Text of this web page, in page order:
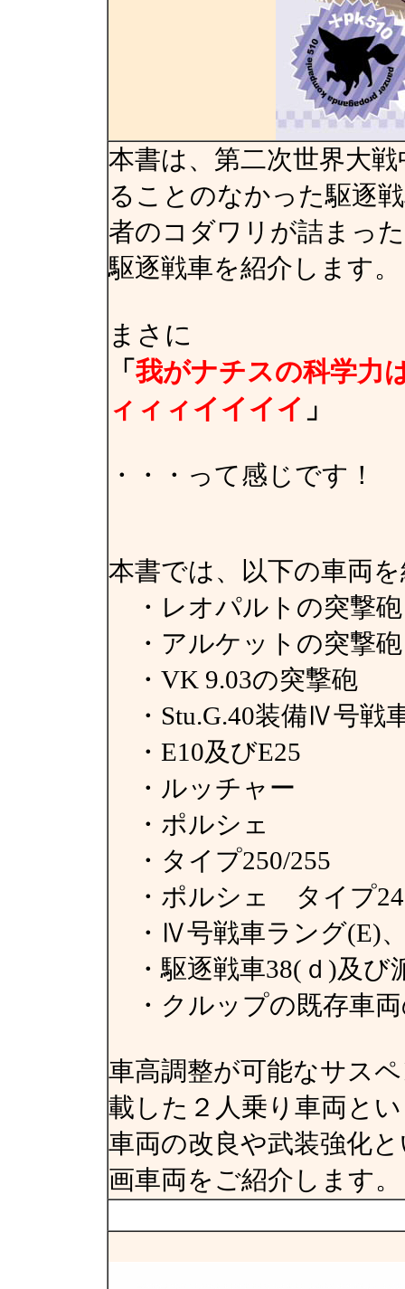
本書は、第二次世界大
ることのなかった駆逐
者のコダワリが詰まっ
駆逐戦車を紹介します。
まさに
「 我がナチスの科学力
ィィィイイイイ 」
・・・って感じです！
本書では、以下の車両
・レオパルトの突撃砲
・アルケットの突撃砲
・VK 9.03の突撃砲
・Stu.G.40装備Ⅳ号戦
・E10及びE25
・ルッチャー
・ポルシェ
・タイプ250/255
・ポルシェ タイプ
・Ⅳ号戦車ラング(E)
・駆逐戦車38(ｄ)及び
・クルップの既存車両
車高調整が可能なサス
載した２人乗り車両と
車両の改良や武装強化
画車両をご紹介します。